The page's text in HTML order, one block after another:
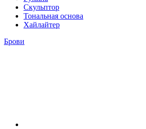
Скульптор
Тональная основа
Хайлайтер
Брови